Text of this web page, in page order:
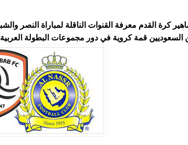
السعوديين قمة كروية في دور مجموعات البطولة العربية 2023.